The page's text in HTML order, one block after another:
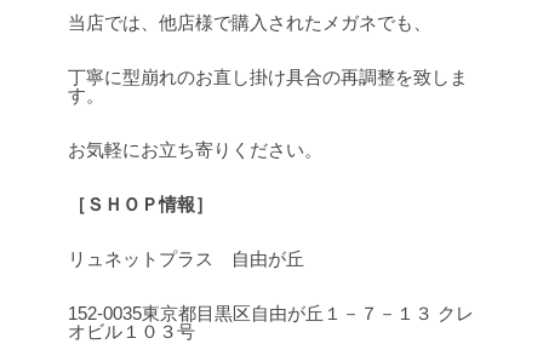
当店では、他店様で購入されたメガネでも、
丁寧に型崩れのお直し掛け具合の再調整を致しま
す。
お気軽にお立ち寄りください。
［ＳＨＯＰ情報］
リュネットプラス 自由が丘
152-0035東京都目黒区自由が丘１－７－１３ クレ
オビル１０３号